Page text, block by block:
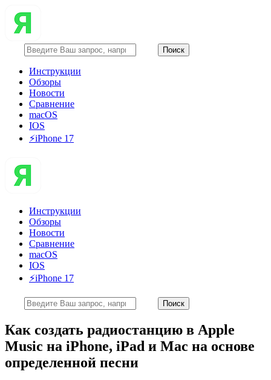
Инструкции
Обзоры
Новости
Сравнение
macOS
IOS
⚡️iPhone 17
Инструкции
Обзоры
Новости
Сравнение
macOS
IOS
⚡️iPhone 17
Как создать радиостанцию в Apple
Music на iPhone, iPad и Mac на основе
определенной песни